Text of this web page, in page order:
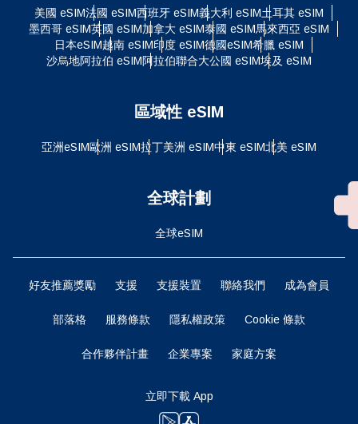
美國 eSIM法國 eSIM西班牙 eSIM義大利 eSIM土耳其 eSIM
墨西哥 eSIM英國 eSIM加拿大 eSIM泰國 eSIM馬來西亞 eSIM
日本eSIM越南 eSIM印度 eSIM德國eSIM希臘 eSIM
沙烏地阿拉伯 eSIM阿拉伯聯合大公國 eSIM埃及 eSIM
區域性 eSIM
亞洲eSIM歐洲 eSIM拉丁美洲 eSIM中東 eSIM北美 eSIM
全球計劃
全球eSIM
好友推薦獎勵 支援 支援裝置 聯絡我們 成為會員
部落格 服務條款 隱私權政策 Cookie 條款
合作夥伴計畫 企業專案 家庭方案
立即下載 App